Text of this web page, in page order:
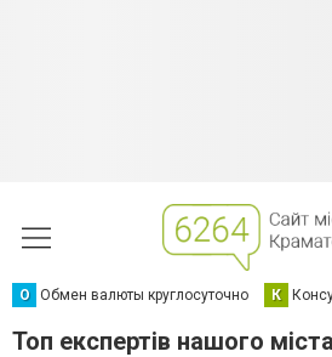
О Обмен валюты круглосуточно К
Топ експертів нашого